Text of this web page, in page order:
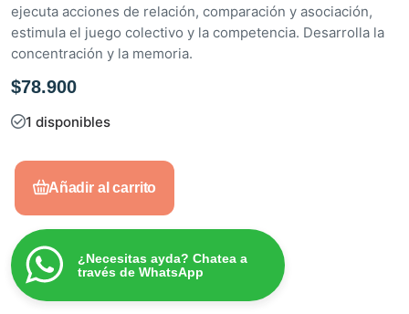
ejecuta acciones de relación, comparación y asociación,
estimula el juego colectivo y la competencia. Desarrolla la
concentración y la memoria.
$78.900
1 disponibles
Añadir al carrito
¿Necesitas ayda? Chatea a
través de WhatsApp